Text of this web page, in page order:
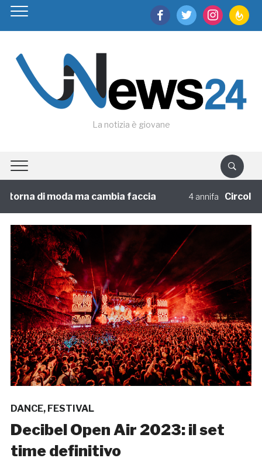
facebooktwitter instagram
La notizia è giovane
di moda ma cambia faccia 4 annifa Circoloco e
DANCE, FESTIVAL
Decibel Open Air 2023: il set
time definitivo